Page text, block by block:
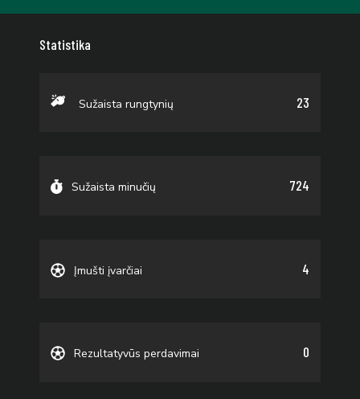
Statistika
Sužaista rungtynių 23
Sužaista minučių 724
Įmušti įvarčiai 4
Rezultatyvūs perdavimai 0